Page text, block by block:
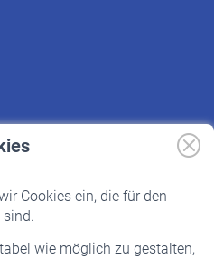
Cookies ein, die für den
sind.
wie möglich zu gestalten,